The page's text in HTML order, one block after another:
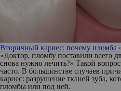
Вторичный кариес: почему пломба
«Доктор, пломбу поставили всего
снова нужно лечить?» Такой
часто. В большинстве случаев
кариес: разрушение тканей зуба,
пломбы или под ней.